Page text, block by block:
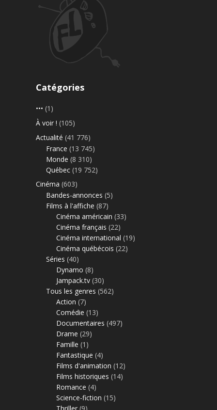
Catégories
••• (1)
À voir ! (105)
Actualité (41 776)
France (13 745)
Monde (8 310)
Québec (19 752)
Cinéma (603)
Bandes-annonces (5)
Films à l'affiche (87)
Cinéma américain (33)
Cinéma français (22)
Cinéma international (19)
Cinéma québécois (22)
Séries (40)
Dynamo (8)
Jampack.tv (30)
Tous les genres (562)
Action (7)
Comédie (13)
Documentaires (497)
Drame (29)
Famille (1)
Fantastique (4)
Films d'animation (12)
Films historiques (14)
Romance (4)
Science-fiction (15)